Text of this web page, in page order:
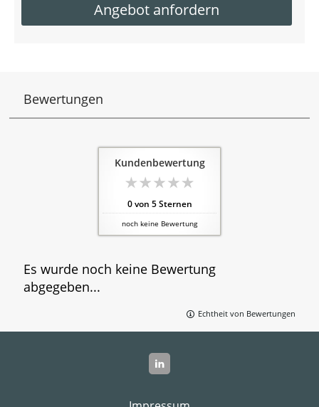
Angebot anfordern
Bewertungen
Kundenbewertung
0von 5Sternen
noch keine Bewertung
Es wurde noch keine Bewertung
abgegeben...
Echtheit von Bewertungen